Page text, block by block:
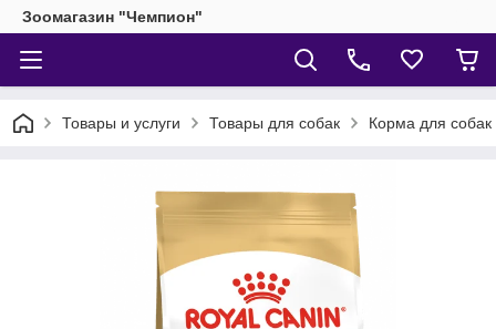
Зоомагазин "Чемпион"
Товары и услуги Товары для собак Корма для собак